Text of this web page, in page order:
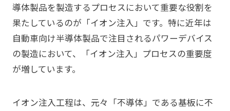
導体製品を製造するプロセスにおいて重要な役割を
果たしているのが「イオン注入」です。特に近年は
自動車向け半導体製品で注目されるパワーデバイス
の製造において、「イオン注入」プロセスの重要度
が増しています。
イオン注入工程は、元々「不導体」である基板に不